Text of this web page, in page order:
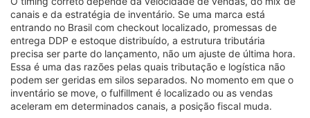
canais e da estratégia de inventário. Se uma marca está
entrando no Brasil com checkout localizado, promessas de
entrega DDP e estoque distribuído, a estrutura tributária
precisa ser parte do lançamento, não um ajuste de última hora.
Essa é uma das razões pelas quais tributação e logística não
podem ser geridas em silos separados. No momento em que o
inventário se move, o fulfillment é localizado ou as vendas
aceleram em determinados canais, a posição fiscal muda.